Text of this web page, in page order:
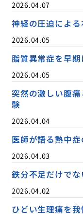
2026.04.07
神経の圧迫によ
2026.04.05
脂質異常症を早
2026.04.05
突然の激しい腹
験
2026.04.04
医師が語る熱中
2026.04.03
鉄分不足だけで
2026.04.02
ひどい生理痛を